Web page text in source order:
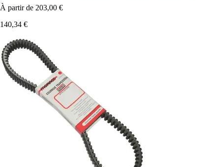
À partir de 203,00 €
140,34 €